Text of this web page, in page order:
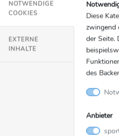
An dieser Stelle
YouTube
Einmalig
NOTWENDIGE
COOKIES
EXTERNE
INHALTE
Diese
zwingend
der Seite.
des
Anbieter